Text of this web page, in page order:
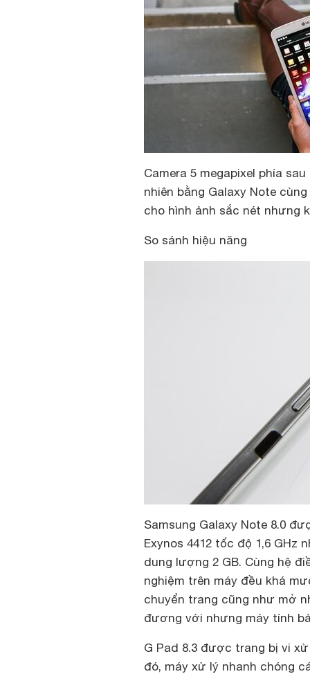
Camera 5 megapixel phía
nhiên bằng Galaxy Note
cho hình ảnh sắc nét nhưng
So sánh hiệu năng
Samsung Galaxy Note 8.0
Exynos 4412 tốc độ 1,6 GHz
dung lượng 2 GB. Cùng hệ
nghiệm trên máy đều khá
chuyển trang cũng như mở
đương với nhưng máy tính
G Pad 8.3 được trang bị vi
đó, máy xử lý nhanh chóng